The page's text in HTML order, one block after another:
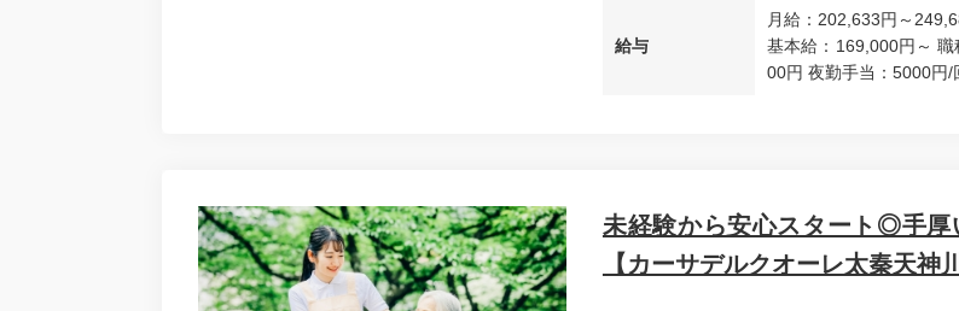
給与
月給：202,633円～
基本給：169,000円～
00円 夜勤手当：5000円
未経験から安心スタート◎手厚
【カーサデルクオーレ太秦天神川